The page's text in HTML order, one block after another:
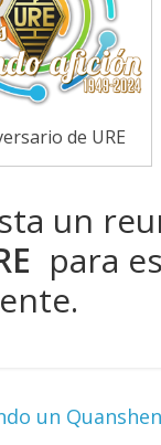
de URE
un
para
un